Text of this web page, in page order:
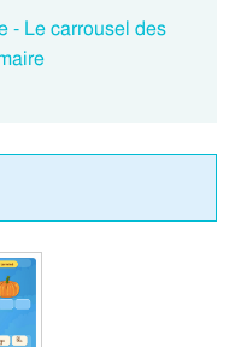
- Le carrousel des